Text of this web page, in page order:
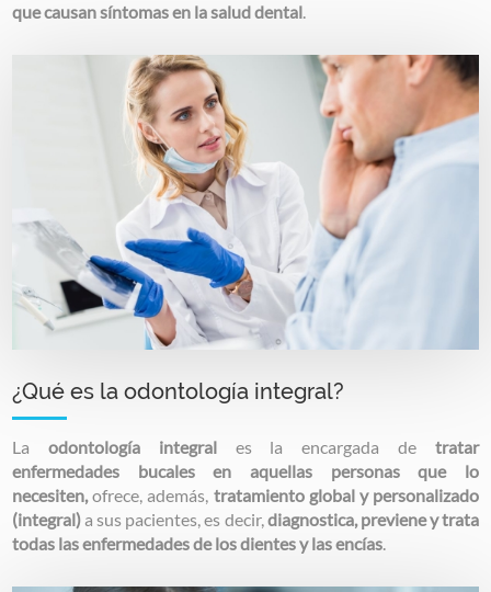
que causan síntomas en la salud dental.
¿Qué es la odontología integral?
Laodontología integral es la encargada de tratar
enfermedades bucales en aquellas personas que lo
necesiten,ofrece, además, tratamiento global y personalizado
(integral)a sus pacientes, es decir,diagnostica, previene y trata
todas las enfermedades de los dientes y las encías.